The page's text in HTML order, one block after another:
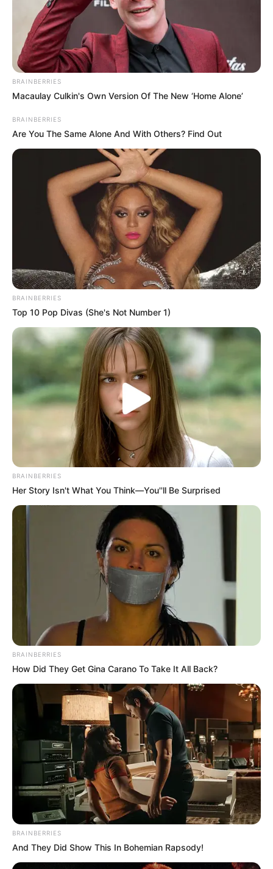
ΤΑΥΤΟΤΗΤΑ ΚΑΙ ΕΠΙΚΟΙΝΩΝΙΑ ΟΡΟΙ ΧΡΗΣΗΣ
© 2025 EVIANEWS του Γιώργου Κουτσελίνη
BRAINBERRIES
Macaulay Culkin's Own Version Of The New ‘Home Alone’
BRAINBERRIES
Are You The Same Alone And With Others? Find Out
BRAINBERRIES
Top 10 Pop Divas (She's Not Number 1)
BRAINBERRIES
Her Story Isn't What You Think—You''ll Be Surprised
BRAINBERRIES
How Did They Get Gina Carano To Take It All Back?
BRAINBERRIES
And They Did Show This In Bohemian Rapsody!